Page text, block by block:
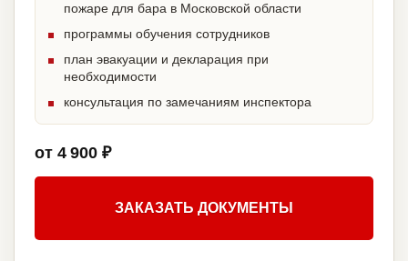
пожаре для бара в Московской области
программы обучения сотрудников
план эвакуации и декларация при
необходимости
консультация по замечаниям инспектора
от 4 900 ₽
ЗАКАЗАТЬ ДОКУМЕНТЫ